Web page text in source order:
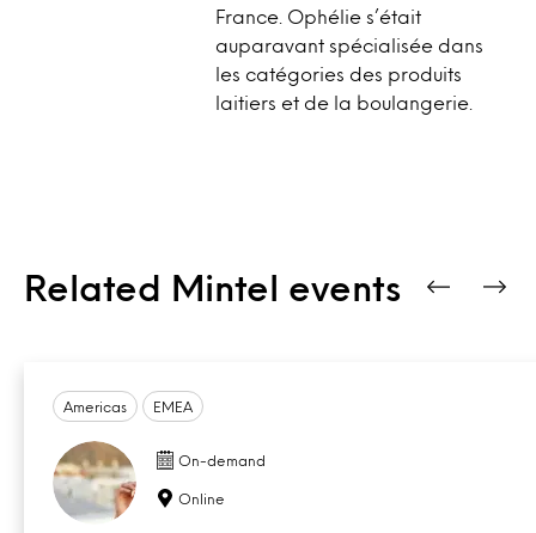
France. Ophélie s’était
auparavant spécialisée dans
les catégories des produits
laitiers et de la boulangerie.
Related Mintel events
Americas EMEA
On-demand
Online